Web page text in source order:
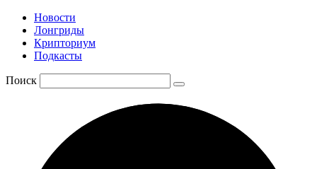
Новости
Лонгриды
Крипториум
Подкасты
Поиск